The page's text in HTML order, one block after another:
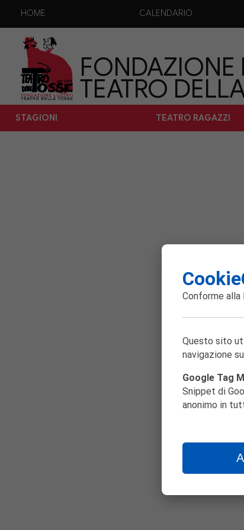
HOME CALENDARIO
FONDAZIONE
TEATRO
STAGIONI TEATRO RAGAZZI
Conforme alla
Questo sito
navigazione
Google Tag
Snippet di
anonimo in